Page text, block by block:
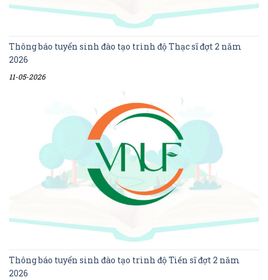
Thông báo tuyển sinh đào tạo trình độ Thạc sĩ đợt 2 năm
2026
11-05-2026
Thông báo tuyển sinh đào tạo trình độ Tiến sĩ đợt 2 năm
2026